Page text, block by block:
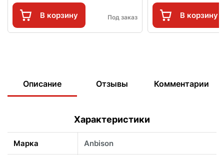
В корзину Под заказ В корзину
Описание Отзывы Комментарии
Характеристики
Марка Anbison